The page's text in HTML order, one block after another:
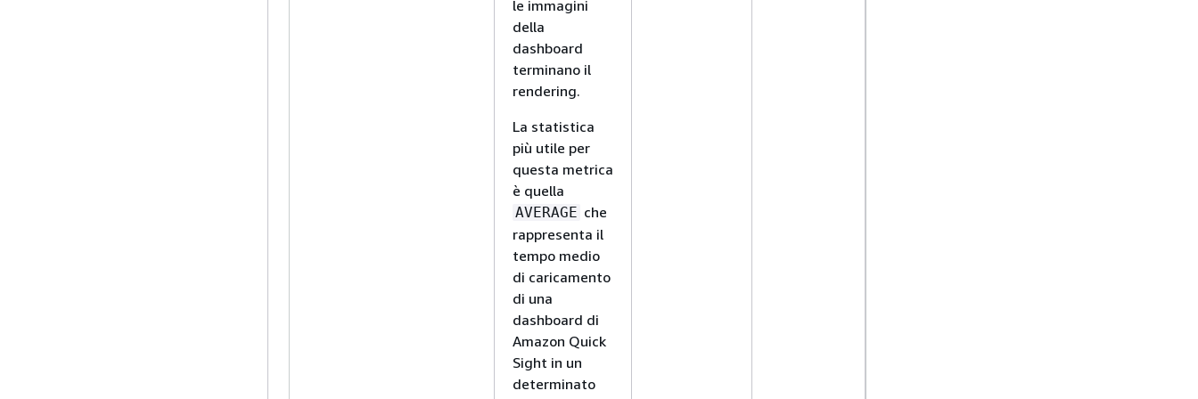
le immagini
della
dashboard
terminano il
rendering.
La statistica
più utile per
questa metrica
è quella
AVERAGE che
rappresenta il
tempo medio
di caricamento
di una
dashboard di
Amazon Quick
Sight in un
determinato